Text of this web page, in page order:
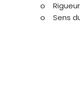
o
o Sens